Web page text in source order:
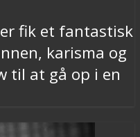
fik et fantastisk
karisma og
til at gå op i en